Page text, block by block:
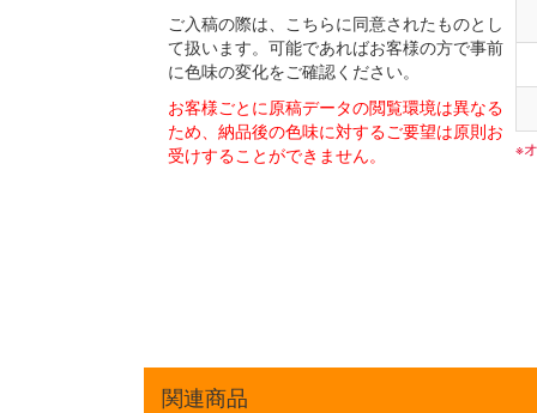
ご入稿の際は、こちらに同意されたものとし
て扱います。可能であればお客様の方で事前
に色味の変化をご確認ください。
お客様ごとに原稿データの閲覧環境は異なる
ため、納品後の色味に対するご要望は原則お
受けすることができません。
※
関連商品